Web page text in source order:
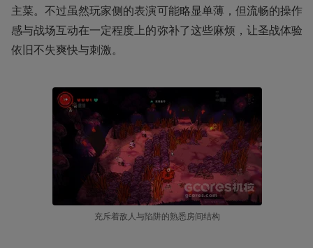
主菜。不过虽然玩家侧的表演可能略显单薄，但流畅的操作
感与战场互动在一定程度上的弥补了这些麻烦，让圣战体验
依旧不失爽快与刺激。
充斥着敌人与陷阱的熟悉房间结构